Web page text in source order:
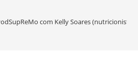
com Kelly Soares (nutricionista)